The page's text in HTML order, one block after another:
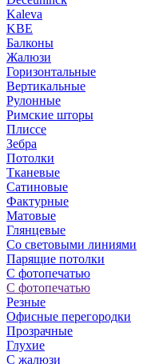
Kaleva
KBE
Балконы
Жалюзи
Горизонтальные
Вертикальные
Рулонные
Римские шторы
Плиссе
Зебра
Потолки
Тканевые
Сатиновые
Фактурные
Матовые
Глянцевые
Со световыми линиями
Парящие потолки
С фотопечатью
С фотопечатью
Резные
Офисные перегородки
Прозрачные
Глухие
С жалюзи